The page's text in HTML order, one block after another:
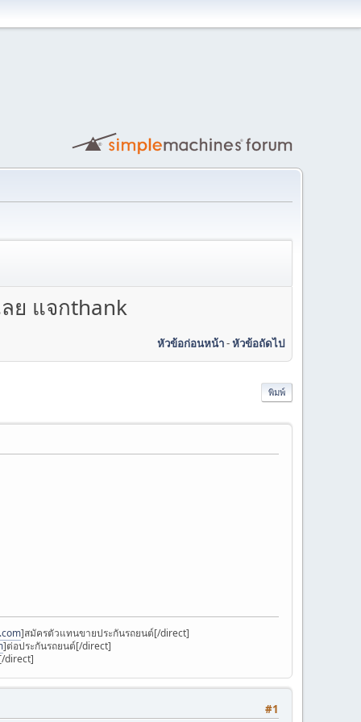
ย แจกthank
หัวข้อก่อนหน้า-หัวข้อถัดไป
พิมพ์
]สมัครตัวแทนขายประกันรถยนต์[/direct]
]ต่อประกันรถยนต์[/direct]
direct]
#1